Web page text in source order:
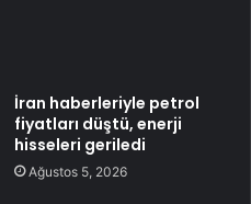
İran haberleriyle petrol
fiyatları düştü, enerji
hisseleri geriledi
Ağustos 5, 2026